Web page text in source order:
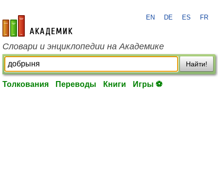
academic.ru
EN DE ES FR
Словари и энциклопедии на Академике
Найти!
Толкования Переводы Книги Игры ⚽